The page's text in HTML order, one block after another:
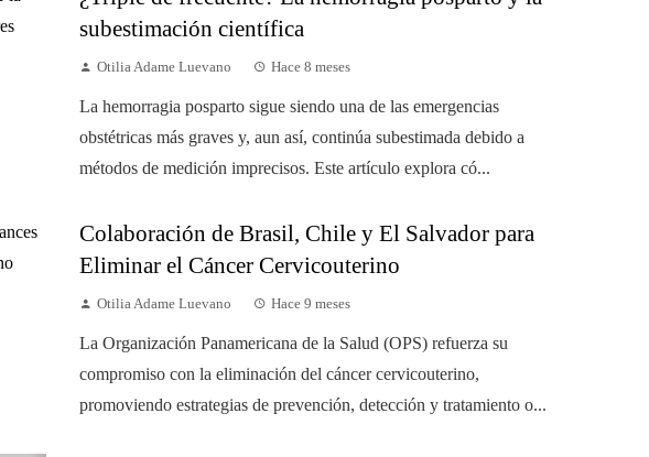
subestimación científica
Otilia Adame Luevano Hace 8 meses
La hemorragia posparto sigue siendo una de las emergencias
obstétricas más graves y, aun así, continúa subestimada debido a
métodos de medición imprecisos. Este artículo explora có...
Colaboración de Brasil, Chile y El Salvador para
Eliminar el Cáncer Cervicouterino
Otilia Adame Luevano Hace 9 meses
La Organización Panamericana de la Salud (OPS) refuerza su
compromiso con la eliminación del cáncer cervicouterino,
promoviendo estrategias de prevención, detección y tratamiento o...